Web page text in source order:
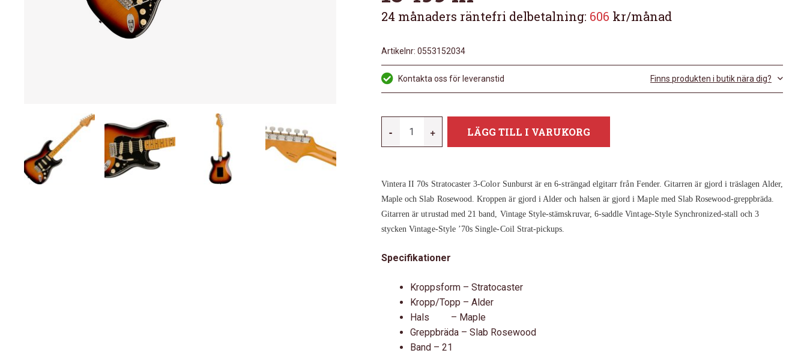
24 månaders räntefri delbetalning: 606 kr/månad
Artikelnr: 0553152034
Kontakta oss för leveranstid Finns produkten i butik nära dig?
-
VINTERA
STRATOCASTER,
MAPLE
FINGERBOARD,
3-
SUNBURST
+ LÄGG TILL I VARUKORG
Vintera II 70s Stratocaster 3-Color Sunburst är en 6-strängad elgitarr från Fender. Gitarren är gjord i träslagen Alder,
Maple och Slab Rosewood. Kroppen är gjord i Alder och halsen är gjord i Maple med Slab Rosewood-greppbräda.
Gitarren är utrustad med 21 band, Vintage Style-stämskruvar, 6-saddle Vintage-Style Synchronized-stall och 3
stycken Vintage-Style ’70s Single-Coil Strat-pickups.
Specifikationer
Kroppsform – Stratocaster
Kropp/Topp – Alder
Hals
– Maple
Greppbräda – Slab Rosewood
Band – 21